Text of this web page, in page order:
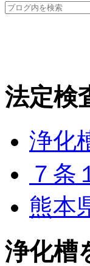
法定検
浄化
７条
熊本
浄化槽